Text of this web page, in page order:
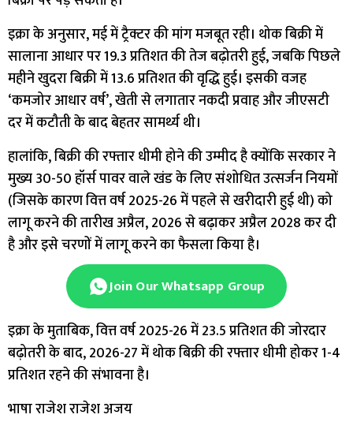
इक्रा के अनुसार, मई में ट्रैक्टर की मांग मजबूत रही। थोक बिक्री में
सालाना आधार पर 19.3 प्रतिशत की तेज बढ़ोतरी हुई, जबकि पिछले
महीने खुदरा बिक्री में 13.6 प्रतिशत की वृद्धि हुई। इसकी वजह
‘कमजोर आधार वर्ष’, खेती से लगातार नकदी प्रवाह और जीएसटी
दर में कटौती के बाद बेहतर सामर्थ्य थी।
हालांकि, बिक्री की रफ्तार धीमी होने की उम्मीद है क्योंकि सरकार ने
मुख्य 30-50 हॉर्स पावर वाले खंड के लिए संशोधित उत्सर्जन नियमों
(जिसके कारण वित्त वर्ष 2025-26 में पहले से खरीदारी हुई थी) को
लागू करने की तारीख अप्रैल, 2026 से बढ़ाकर अप्रैल 2028 कर दी
है और इसे चरणों में लागू करने का फैसला किया है।
Join Our Whatsapp Group
इक्रा के मुताबिक, वित्त वर्ष 2025-26 में 23.5 प्रतिशत की जोरदार
बढ़ोतरी के बाद, 2026-27 में थोक बिक्री की रफ्तार धीमी होकर 1-4
प्रतिशत रहने की संभावना है।
भाषा राजेश राजेश अजय